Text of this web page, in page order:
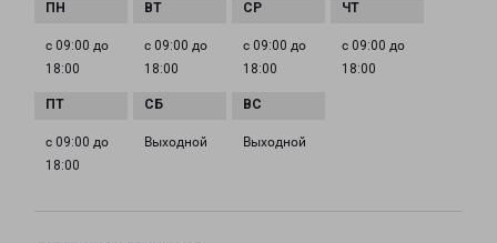
с 09:00 до
18:00
с 09:00 до
18:00
с 09:00 до
18:00
с 09:00 до
18:00
с 09:00 до
18:00
Выходной Выходной